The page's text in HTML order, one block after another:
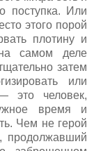
поступка. Или
этого порой
плотину и
самом деле
затем
или
это человек,
время и
Чем не герой
продолжавший